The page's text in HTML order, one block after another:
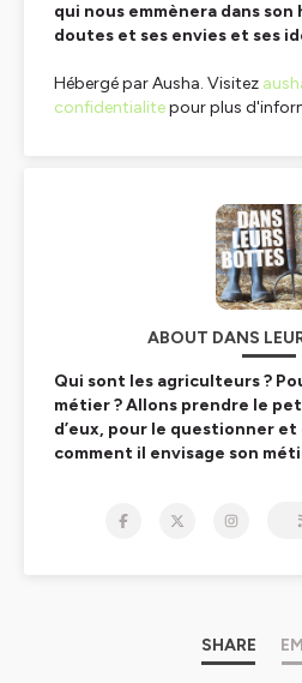
qui nous emmènera dans
doutes et ses envies et ses
Hébergé par Ausha. Visitez
confidentialitepour plus
ABOUT DANS
Qui sont les agriculteurs ?
métier ? Allons prendre le
d’eux, pour le questionner
comment il envisage son
doutes et ses envies et ses
pour plus
SHARE